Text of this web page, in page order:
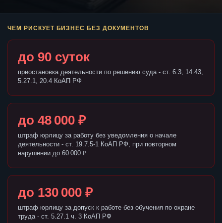
ЧЕМ РИСКУЕТ БИЗНЕС БЕЗ ДОКУМЕНТОВ
до 90 суток
приостановка деятельности по решению суда - ст. 6.3, 14.43,
5.27.1, 20.4 КоАП РФ
до 48 000 ₽
штраф юрлицу за работу без уведомления о начале
деятельности - ст. 19.7.5-1 КоАП РФ, при повторном
нарушении до 60 000 ₽
до 130 000 ₽
штраф юрлицу за допуск к работе без обучения по охране
труда - ст. 5.27.1 ч. 3 КоАП РФ